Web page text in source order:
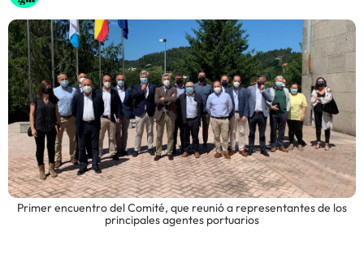
Sostenibilidad
Innova
Primer encuentro del Comité, que reunió a representantes de los
principales agentes portuarios